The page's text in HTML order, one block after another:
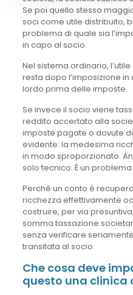
Se poi quello stesso
soci come utile distribuito,
problema di quale sia
in capo al socio.
Nel sistema ordinario,
resta dopo l’imposizione in
lordo prima delle imposte.
Se invece il socio viene
reddito accertato alla
imposte pagate o dovute
evidente: la medesima
in modo sproporzionato.
solo tecnico. È un
Perché un conto è
ricchezza effettivamente
costruire, per via
somma tassazione
senza verificare
transitata al socio.
Che cosa deve
questo una